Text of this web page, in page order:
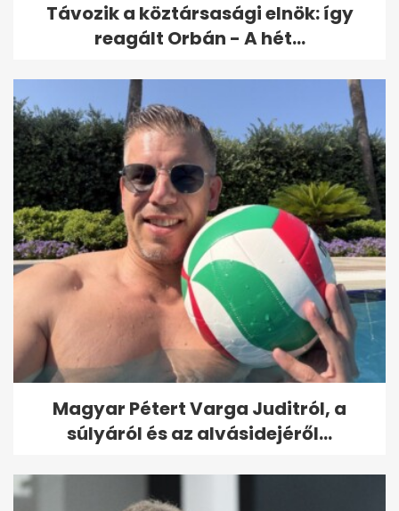
Távozik a köztársasági elnök: így
reagált Orbán - A hét...
Magyar Pétert Varga Juditról, a
súlyáról és az alvásidejéről...